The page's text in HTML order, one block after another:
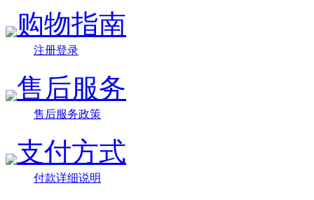
购物指南
注册登录
售后服务
售后服务政策
支付方式
付款详细说明